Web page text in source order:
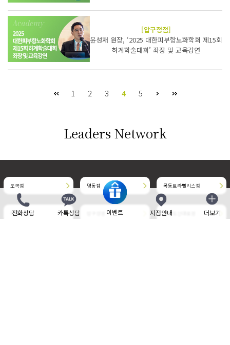
[압구정점]
윤성재 원장, ‘2025 대한피부항노화학회 제15회
하계학술대회’ 좌장 및 교육강연
1 2 3 4 5
Leaders Network
도곡점 명동점 목동트라팰리스점
목동현대점 청담도산대로점 닫기
전화상담 카톡상담 이벤트 지점안내 더보기